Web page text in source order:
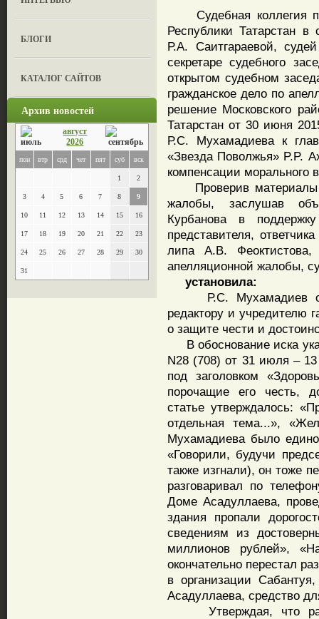
БЛОГИ
КАТАЛОГ САЙТОВ
Архив новостей
август
2026
пон втр срд чет пят суб вск
1 2
3 4 5 6 7 8 9
10 11 12 13 14 15 16
17 18 19 20 21 22 23
24 25 26 27 28 29 30
31
Судебная коллегия по
Республики Татарстан в
Р.А. Саитгараевой,
секретаре судебного
открытом судебном
гражданское дело по
решение Московского
Татарстан от 30 июня
Р.С. Мухамадиева к
«Звезда Поволжья» P.P.
компенсации морального
Проверив материалы
жалобы, заслушав
Курбанова в
представителя,
липа А.В. Феоктистова,
апелляционной жалобы,
установила:
Р.С. Мухамадиев
редактору и учредителю
о защите чести и
В обоснование иска
N28 (708) от 31 июля – 13
под заголовком
порочащие его честь,
статье утверждалось:
отдельная тема...»,
Мухамадиева было
«Говорили, будучи
также изгнали), он тоже
разговаривал по
Доме Асадуллаева,
здания пропали
сведениям из
миллионов рублей»,
окончательно перестал
в организации
Асадуллаева, средство
Утверждая, что